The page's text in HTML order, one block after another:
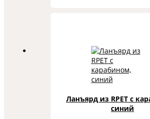
Ланъярд из RPET с
синий